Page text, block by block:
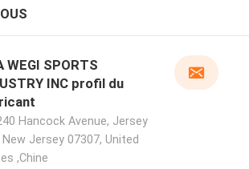
WEGI SPORTS
INC profil du
Hancock Avenue, Jersey
New Jersey 07307, United
,Chine